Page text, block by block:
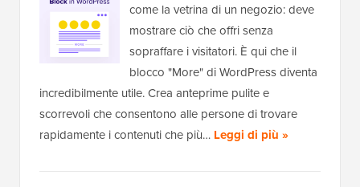
come la vetrina di un negozio: deve
mostrare ciò che offri senza
sopraffare i visitatori. È qui che il
blocco "More" di WordPress diventa
incredibilmente utile. Crea anteprime pulite e
scorrevoli che consentono alle persone di trovare
rapidamente i contenuti che più… Leggi di più »